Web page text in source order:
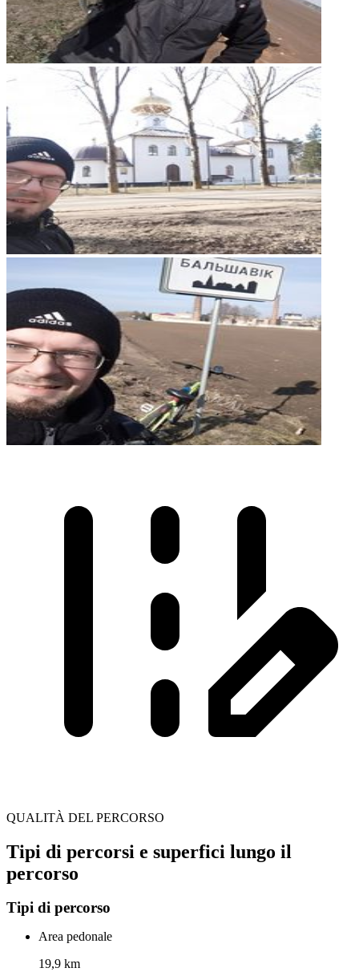
QUALITÀ DEL PERCORSO
Tipi di percorsi e superfici lungo il
percorso
Tipi di percorso
Area pedonale
19,9 km